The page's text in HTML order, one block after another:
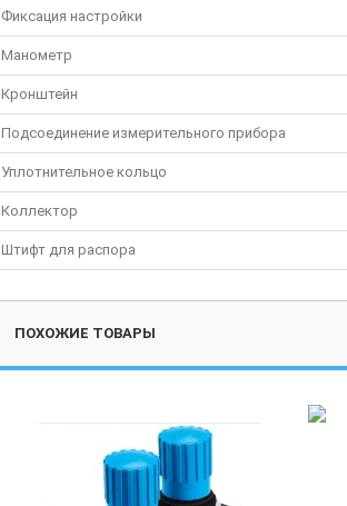
Фиксация настройки
Манометр
Кронштейн
Подсоединение измерительного прибора
Уплотнительное кольцо
Коллектор
Штифт для распора
ПОХОЖИЕ ТОВАРЫ